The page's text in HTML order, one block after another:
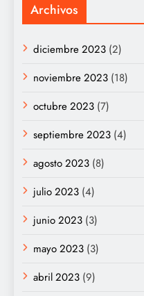
Archivos
diciembre 2023 (2)
noviembre 2023 (18)
octubre 2023 (7)
septiembre 2023 (4)
agosto 2023 (8)
julio 2023 (4)
junio 2023 (3)
mayo 2023 (3)
abril 2023 (9)